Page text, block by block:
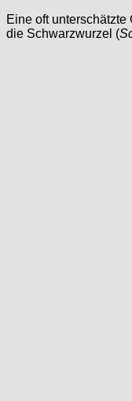
Eine oft
die Schwarzwurzel (